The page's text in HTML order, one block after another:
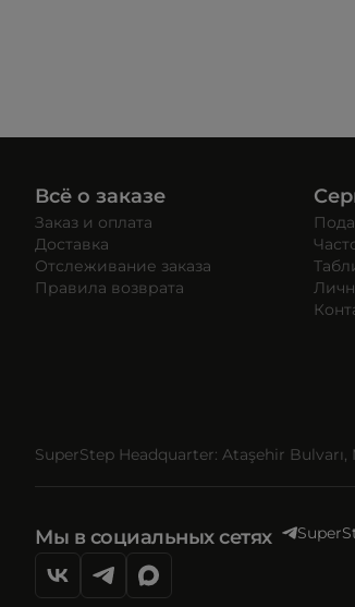
Всё о заказе
Заказ и оплата
Доставка
Отслеживание заказа
Правила возврата
SuperStep Headquarter: Ataşehir
Мы в социальных сетях